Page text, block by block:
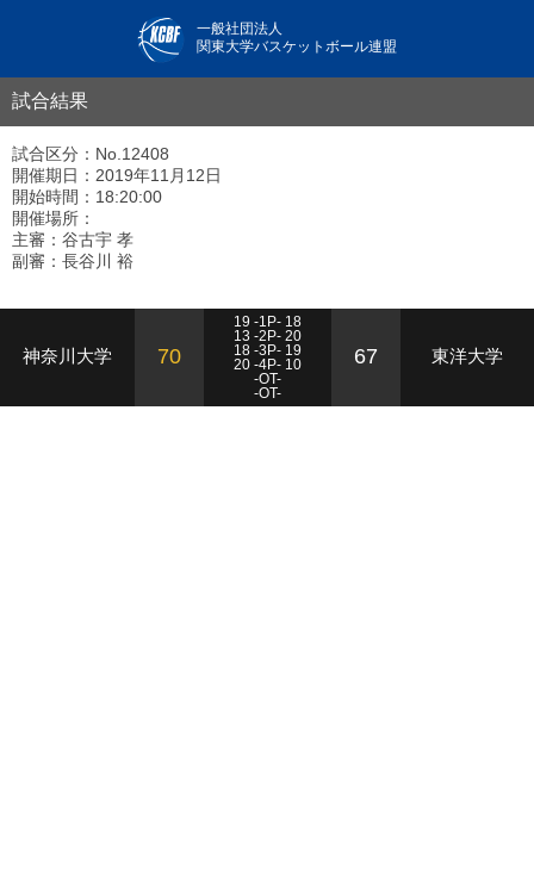
一般社団法人
関東大学バスケットボール連盟
試合結果
試合区分：No.12408
開催期日：2019年11月12日
開始時間：18:20:00
開催場所：
主審：谷古宇 孝
副審：長谷川 裕
神奈川大学 70
19 -1P- 18
13 -2P- 20
18 -3P- 19
20 -4P- 10
-OT-
-OT-
67 東洋大学